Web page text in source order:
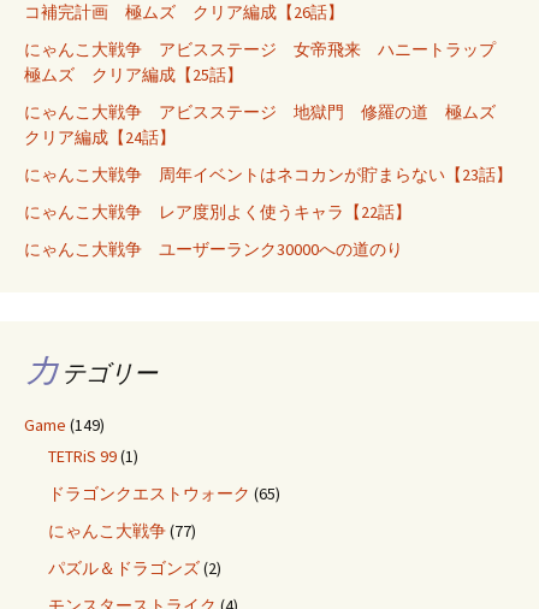
コ補完計画 極ムズ クリア編成【26話】
にゃんこ大戦争 アビスステージ 女帝飛来 ハニートラップ
極ムズ クリア編成【25話】
にゃんこ大戦争 アビスステージ 地獄門 修羅の道 極ムズ
クリア編成【24話】
にゃんこ大戦争 周年イベントはネコカンが貯まらない【23話】
にゃんこ大戦争 レア度別よく使うキャラ【22話】
にゃんこ大戦争 ユーザーランク30000への道のり
カ テゴリー
Game (149)
TETRiS 99(1)
ドラゴンクエストウォーク (65)
にゃんこ大戦争(77)
パズル＆ドラゴンズ(2)